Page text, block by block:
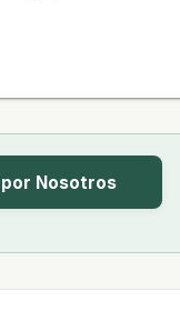
por Nosotros